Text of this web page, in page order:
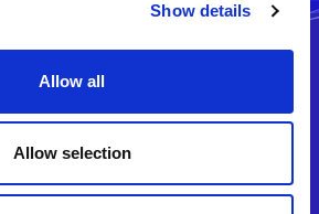
Show details
Allow all
Allow selection